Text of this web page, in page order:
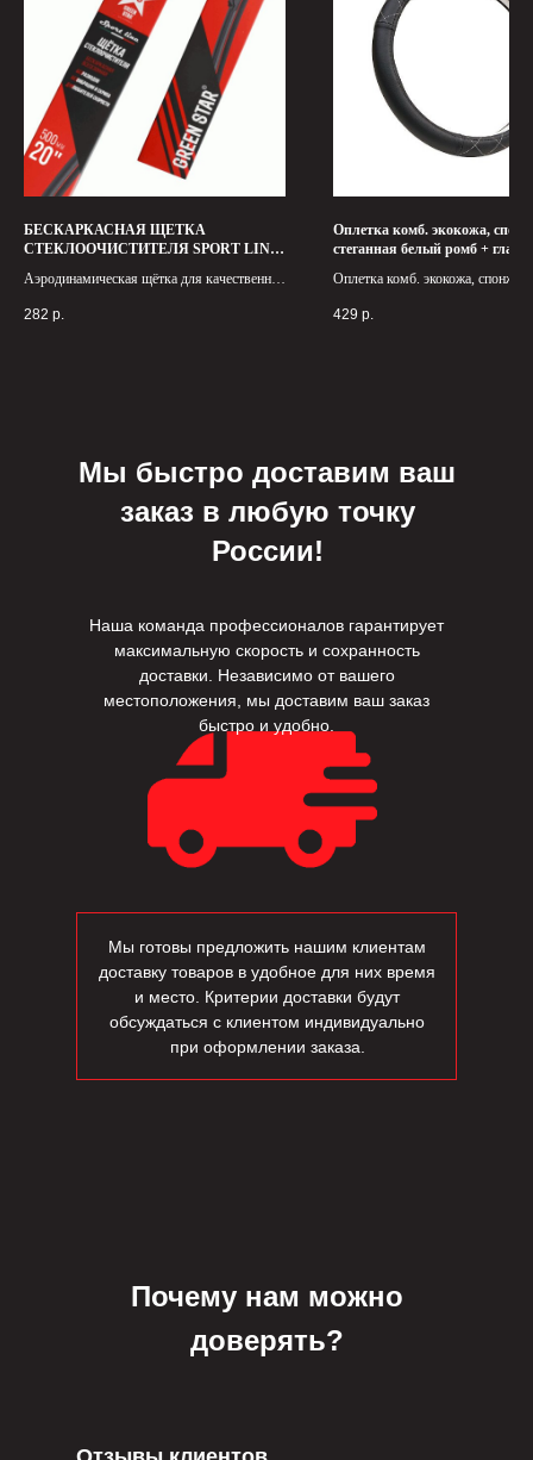
БЕСКАРКАСНАЯ ЩЕТКА
СТЕКЛООЧИСТИТЕЛЯ SPORT LINE
Аэродинамическая щётка для качественной
скрипа, разводов и вибраций.
282 р.
Оплетка комб. экокожа, спонж
стеганная белый ромб +
Оплетка комб. экокожа, спонж
это изысканный и стильный
429 р.
Мы быстро доставим ваш
заказ в любую точку
России!
Мы готовы предложить нашим клиентам
доставку товаров в удобное для них время
и место. Критерии доставки будут
обсуждаться с клиентом индивидуально
при оформлении заказа.
Наша команда профессионалов гарантирует
максимальную скорость и сохранность
доставки. Независимо от вашего
местоположения, мы доставим ваш заказ
быстро и удобно.
Почему нам можно
доверять?